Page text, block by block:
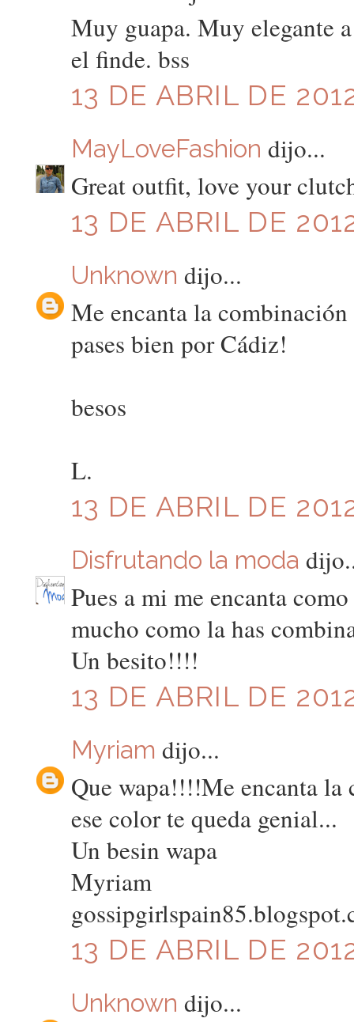
Muy guapa. Muy elegante
el finde. bss
13 DE ABRIL DE
MayLoveFashion dijo...
Great outfit, love your
13 DE ABRIL DE
Unknown dijo...
Me encanta la
pases bien por Cádiz!
besos
L.
13 DE ABRIL DE
Disfrutando la moda
Pues a mi me encanta
mucho como la has
Un besito!!!!
13 DE ABRIL DE
Myriam dijo...
Que wapa!!!!Me encanta la
ese color te queda genial...
Un besin wapa
Myriam
13 DE ABRIL DE
Unknown dijo...